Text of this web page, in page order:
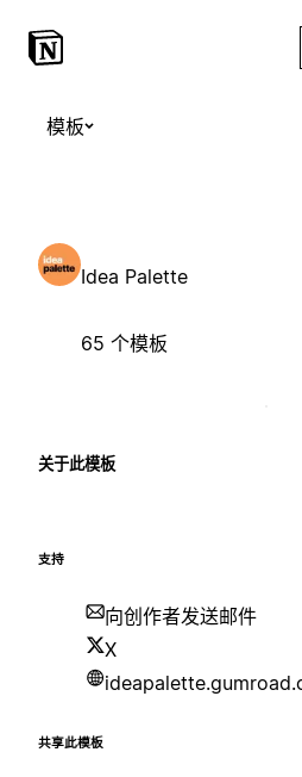
模板
Idea Palette
65 个模板
关于此模板
支持
向创作者发送邮件
X
共享此模板